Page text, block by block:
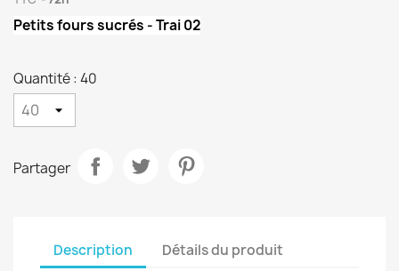
Petits fours sucrés - Trai 02
Quantité : 40
Partager
Description Détails du produit